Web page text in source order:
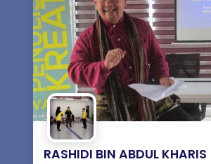
RASHIDI BIN ABDUL KHARIS